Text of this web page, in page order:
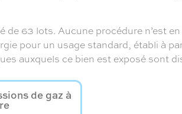
63 lots. Aucune procédure n’est
pour un usage standard, établi à
auxquels ce bien est exposé sont
de gaz à